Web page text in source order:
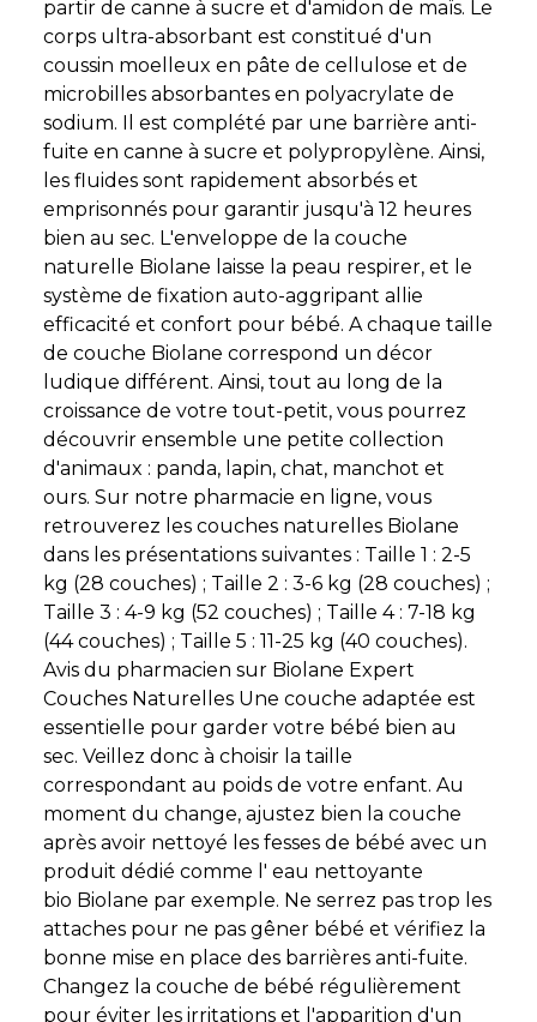
partir de canne à sucre et d'amidon de maïs. Le
corps ultra-absorbant est constitué d'un
coussin moelleux en pâte de cellulose et de
microbilles absorbantes en polyacrylate de
sodium. Il est complété par une barrière anti-
fuite en canne à sucre et polypropylène. Ainsi,
les fluides sont rapidement absorbés et
emprisonnés pour garantir jusqu'à 12 heures
bien au sec. L'enveloppe de la couche
naturelle Biolane laisse la peau respirer, et le
système de fixation auto-aggripant allie
efficacité et confort pour bébé. A chaque taille
de couche Biolane correspond un décor
ludique différent. Ainsi, tout au long de la
croissance de votre tout-petit, vous pourrez
découvrir ensemble une petite collection
d'animaux : panda, lapin, chat, manchot et
ours. Sur notre pharmacie en ligne, vous
retrouverez les couches naturelles Biolane
dans les présentations suivantes : Taille 1 : 2-5
kg (28 couches) ; Taille 2 : 3-6 kg (28 couches) ;
Taille 3 : 4-9 kg (52 couches) ; Taille 4 : 7-18 kg
(44 couches) ; Taille 5 : 11-25 kg (40 couches).
Avis du pharmacien sur Biolane Expert
Couches Naturelles Une couche adaptée est
essentielle pour garder votre bébé bien au
sec. Veillez donc à choisir la taille
correspondant au poids de votre enfant. Au
moment du change, ajustez bien la couche
après avoir nettoyé les fesses de bébé avec un
produit dédié comme l' eau nettoyante
bio Biolane par exemple. Ne serrez pas trop les
attaches pour ne pas gêner bébé et vérifiez la
bonne mise en place des barrières anti-fuite.
Changez la couche de bébé régulièrement
pour éviter les irritations et l'apparition d'un